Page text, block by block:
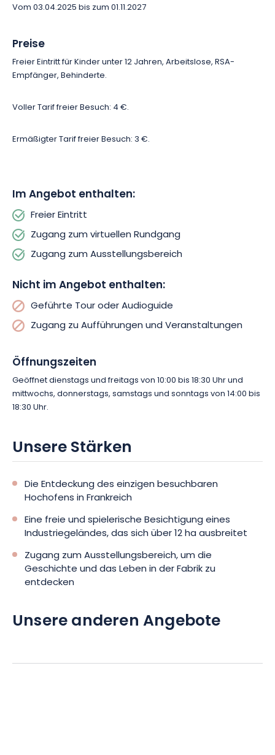
Auch die Liebhaber von Nervenkitzel kommen bei der
Virtual-Reality-Erlebnis! Stellen Sie sich vor, Sie steigen auf den
Vom 03.04.2025 bis zum 01.11.2027
Preise
Freier Eintritt für Kinder unter 12 Jahren, Arbeitslose, RSA-
Empfänger, Behinderte.
Voller Tarif freier Besuch: 4 €.
Ermäßigter Tarif freier Besuch: 3 €.
Im Angebot enthalten:
Freier Eintritt
Zugang zum virtuellen Rundgang
Zugang zum Ausstellungsbereich
Nicht im Angebot enthalten:
Geführte Tour oder Audioguide
Zugang zu Aufführungen und Veranstaltungen
Öffnungszeiten
Geöffnet dienstags und freitags von 10:00 bis 18:30 Uhr und
mittwochs, donnerstags, samstags und sonntags von 14:00 bis
18:30 Uhr.
Unsere Stärken
Die Entdeckung des einzigen besuchbaren
Hochofens in Frankreich
Eine freie und spielerische Besichtigung eines
Industriegeländes, das sich über 12 ha ausbreitet
Zugang zum Ausstellungsbereich, um die
Geschichte und das Leben in der Fabrik zu
entdecken
Unsere anderen Angebote